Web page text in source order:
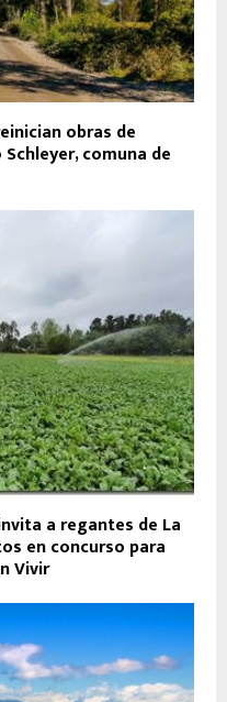
obras de
comuna de
a regantes de La
en concurso para
Vivir